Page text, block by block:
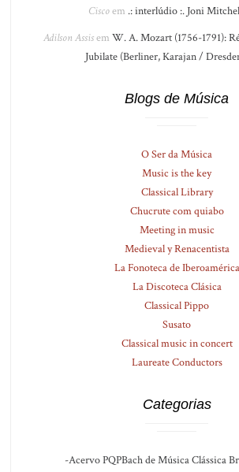
Ciscoem .: interlúdio :. Joni
Adilson Assisem W. A. Mozart (1756-1791):
Jubilate (Berliner, Karajan /
Blogs de Música
O Ser da Música
Music is the key
Classical Library
Chucrute com quiabo
Meeting in music
Medieval y Renacentista
La Fonoteca de Iberoamérica
La Discoteca Clásica
Classical Pippo
Susato
Classical music in concert
Laureate Conductors
Categorias
-Acervo PQPBach de Música Clássica